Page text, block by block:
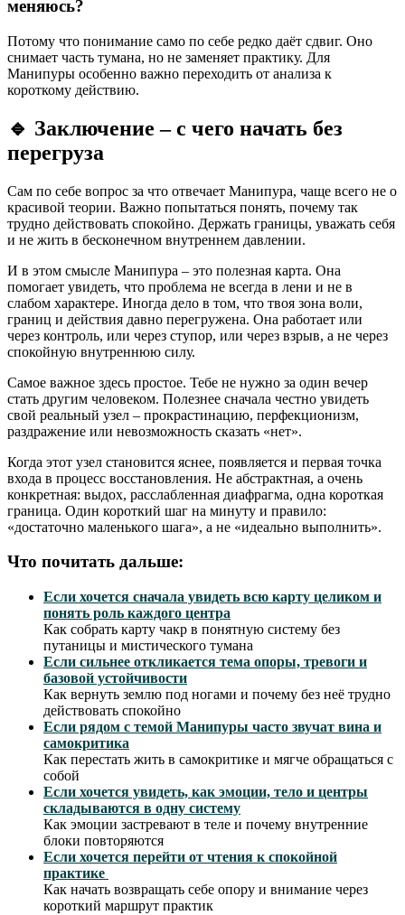
меняюсь?
Потому что понимание само по себе редко даёт сдвиг. Оно
снимает часть тумана, но не заменяет практику. Для
Манипуры особенно важно переходить от анализа к
короткому действию.
🔹 Заключение – с чего начать без
перегруза
Сам по себе вопрос за что отвечает Манипура, чаще всего не о
красивой теории. Важно попытаться понять, почему так
трудно действовать спокойно. Держать границы, уважать себя
и не жить в бесконечном внутреннем давлении.
И в этом смысле Манипура – это полезная карта. Она
помогает увидеть, что проблема не всегда в лени и не в
слабом характере. Иногда дело в том, что твоя зона воли,
границ и действия давно перегружена. Она работает или
через контроль, или через ступор, или через взрыв, а не через
спокойную внутреннюю силу.
Самое важное здесь простое. Тебе не нужно за один вечер
стать другим человеком. Полезнее сначала честно увидеть
свой реальный узел – прокрастинацию, перфекционизм,
раздражение или невозможность сказать «нет».
Когда этот узел становится яснее, появляется и первая точка
входа в процесс восстановления. Не абстрактная, а очень
конкретная: выдох, расслабленная диафрагма, одна короткая
граница. Один короткий шаг на минуту и правило:
«достаточно маленького шага», а не «идеально выполнить».
Что почитать дальше:
Если хочется сначала увидеть всю карту целиком и
понять роль каждого центра
Как собрать карту чакр в понятную систему без
путаницы и мистического тумана
Если сильнее откликается тема опоры, тревоги и
базовой устойчивости
Как вернуть землю под ногами и почему без неё трудно
действовать спокойно
Если рядом с темой Манипуры часто звучат вина и
самокритика
Как перестать жить в самокритике и мягче обращаться с
собой
Если хочется увидеть, как эмоции, тело и центры
складываются в одну систему
Как эмоции застревают в теле и почему внутренние
блоки повторяются
Если хочется перейти от чтения к спокойной
практике
Как начать возвращать себе опору и внимание через
короткий маршрут практик